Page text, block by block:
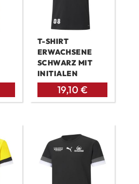
T-SHIRT
ERWACHSENE
SCHWARZ MIT
INITIALEN
19,10 €